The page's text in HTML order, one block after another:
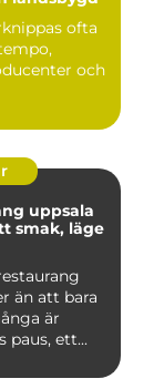
ofta
och
uppsala
smak, läge
än att bara
är
paus, ett...